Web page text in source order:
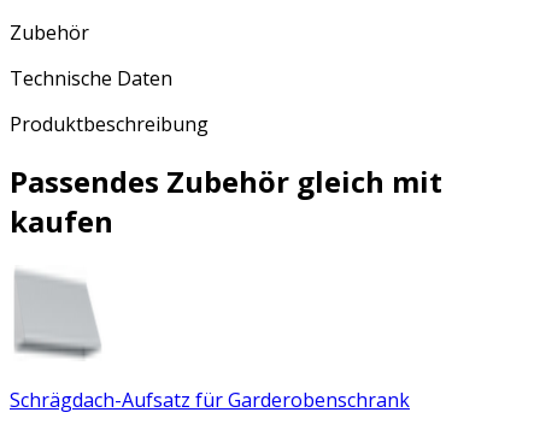
Zubehör
Technische Daten
Produktbeschreibung
Passendes Zubehör gleich mit
kaufen
Schrägdach-Aufsatz für Garderobenschrank